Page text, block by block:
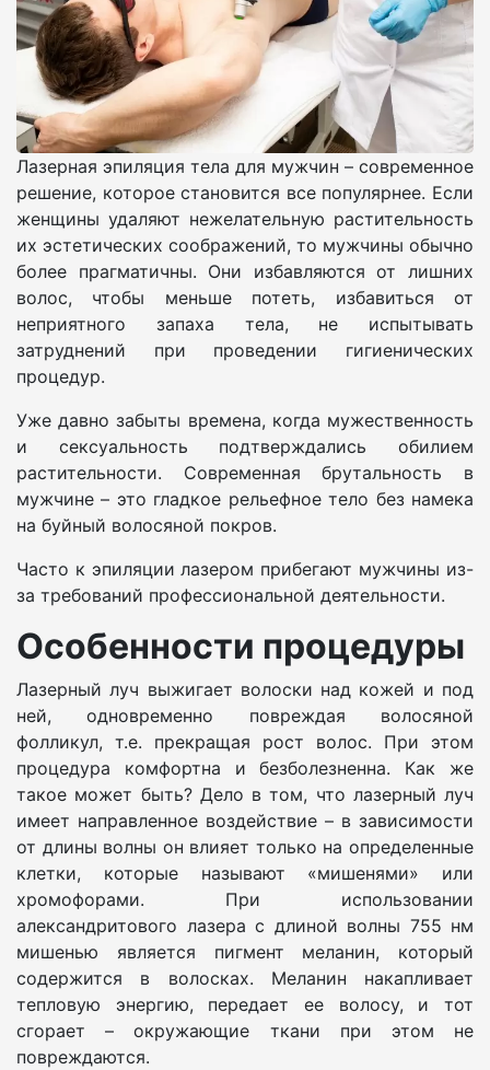
Лазерная эпиляция тела для мужчин – современное
решение, которое становится все популярнее. Если
женщины удаляют нежелательную растительность
их эстетических соображений, то мужчины обычно
более прагматичны. Они избавляются от лишних
волос, чтобы меньше потеть, избавиться от
неприятного запаха тела, не испытывать
затруднений при проведении гигиенических
процедур.
Уже давно забыты времена, когда мужественность
и сексуальность подтверждались обилием
растительности. Современная брутальность в
мужчине – это гладкое рельефное тело без намека
на буйный волосяной покров.
Часто к эпиляции лазером прибегают мужчины из-
за требований профессиональной деятельности.
Особенности процедуры
Лазерный луч выжигает волоски над кожей и под
ней, одновременно повреждая волосяной
фолликул, т.е. прекращая рост волос. При этом
процедура комфортна и безболезненна. Как же
такое может быть? Дело в том, что лазерный луч
имеет направленное воздействие – в зависимости
от длины волны он влияет только на определенные
клетки, которые называют «мишенями» или
хромофорами. При использовании
александритового лазера с длиной волны 755 нм
мишенью является пигмент меланин, который
содержится в волосках. Меланин накапливает
тепловую энергию, передает ее волосу, и тот
сгорает – окружающие ткани при этом не
повреждаются.